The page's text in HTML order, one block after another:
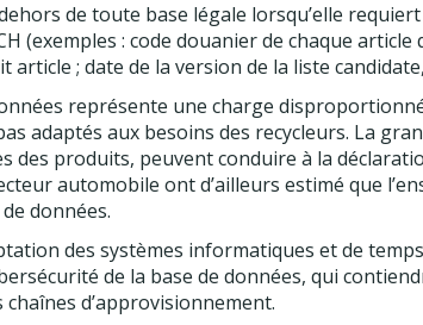
de toute base légale lorsqu’elle
(exemples : code douanier de chaque article
; date de la version de la liste
représente une charge
adaptés aux besoins des recycleurs. La
produits, peuvent conduire à la
automobile ont d’ailleurs estimé que
données.
des systèmes informatiques et de
de la base de données, qui
d’approvisionnement.